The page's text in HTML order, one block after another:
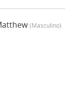
(masculino)